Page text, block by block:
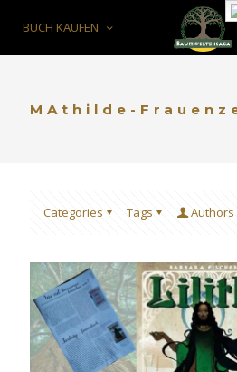
BUCH KAUFEN
MAthilde-
Categories Tags Authors